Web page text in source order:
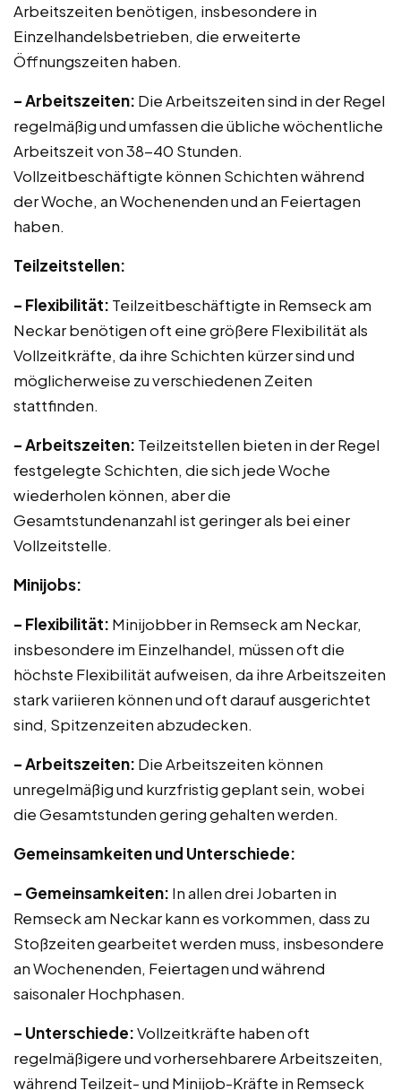
Arbeitszeiten benötigen, insbesondere in
Einzelhandelsbetrieben, die erweiterte
Öffnungszeiten haben.
– Arbeitszeiten: Die Arbeitszeiten sind in der Regel
regelmäßig und umfassen die übliche wöchentliche
Arbeitszeit von 38-40 Stunden.
Vollzeitbeschäftigte können Schichten während
der Woche, an Wochenenden und an Feiertagen
haben.
Teilzeitstellen:
– Flexibilität: Teilzeitbeschäftigte in Remseck am
Neckar benötigen oft eine größere Flexibilität als
Vollzeitkräfte, da ihre Schichten kürzer sind und
möglicherweise zu verschiedenen Zeiten
stattfinden.
– Arbeitszeiten: Teilzeitstellen bieten in der Regel
festgelegte Schichten, die sich jede Woche
wiederholen können, aber die
Gesamtstundenanzahl ist geringer als bei einer
Vollzeitstelle.
Minijobs:
– Flexibilität: Minijobber in Remseck am Neckar,
insbesondere im Einzelhandel, müssen oft die
höchste Flexibilität aufweisen, da ihre Arbeitszeiten
stark variieren können und oft darauf ausgerichtet
sind, Spitzenzeiten abzudecken.
– Arbeitszeiten: Die Arbeitszeiten können
unregelmäßig und kurzfristig geplant sein, wobei
die Gesamtstunden gering gehalten werden.
Gemeinsamkeiten und Unterschiede:
– Gemeinsamkeiten: In allen drei Jobarten in
Remseck am Neckar kann es vorkommen, dass zu
Stoßzeiten gearbeitet werden muss, insbesondere
an Wochenenden, Feiertagen und während
saisonaler Hochphasen.
– Unterschiede:Vollzeitkräfte haben oft
regelmäßigere und vorhersehbarere Arbeitszeiten,
während Teilzeit- und Minijob-Kräfte in Remseck